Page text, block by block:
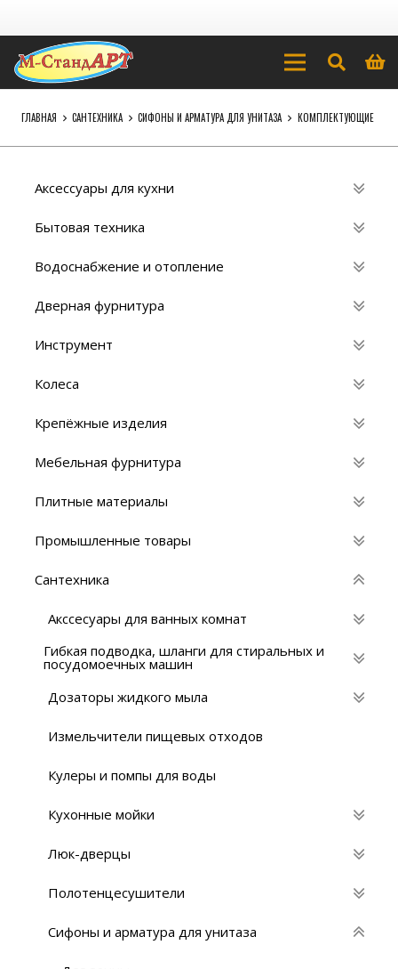
ГЛАВНАЯ САНТЕХНИКА СИФОНЫ И АРМАТУРА ДЛЯ УНИТАЗА КОМПЛЕКТУЮЩИЕ
Аксессуары для кухни
Бытовая техника
Водоснабжение и отопление
Дверная фурнитура
Инструмент
Колеса
Крепёжные изделия
Мебельная фурнитура
Плитные материалы
Промышленные товары
Сантехника
Акссесуары для ванных комнат
Гибкая подводка, шланги для стиральных и
посудомоечных машин
Дозаторы жидкого мыла
Измельчители пищевых отходов
Кулеры и помпы для воды
Кухонные мойки
Люк-дверцы
Полотенцесушители
Сифоны и арматура для унитаза